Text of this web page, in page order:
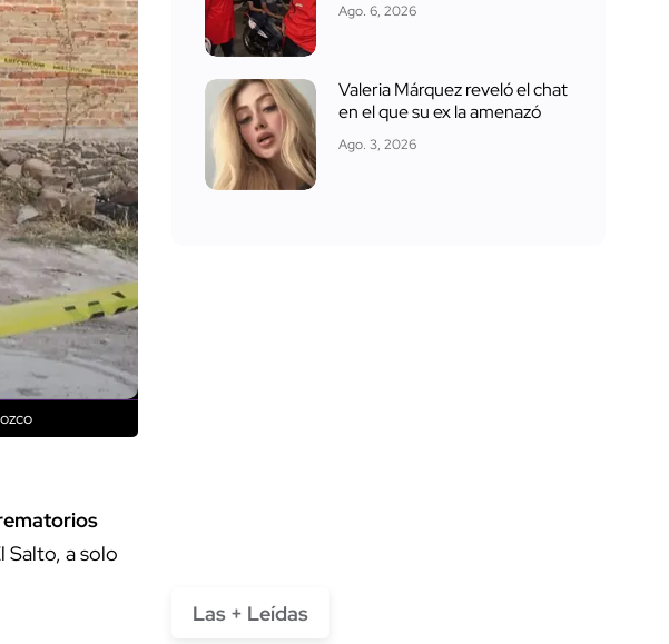
Salto, a solo
Ago. 6, 2026
Valeria Márquez reveló el chat
en el que su ex la amenazó
Ago. 3, 2026
Las + Leídas